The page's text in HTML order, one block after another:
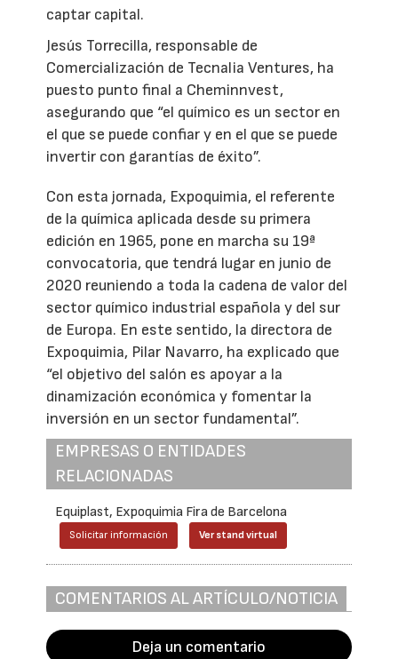
captar capital.
Jesús Torrecilla, responsable de
Comercialización de Tecnalia Ventures, ha
puesto punto final a Cheminnvest,
asegurando que “el químico es un sector en
el que se puede confiar y en el que se puede
invertir con garantías de éxito”.
Con esta jornada, Expoquimia, el referente
de la química aplicada desde su primera
edición en 1965, pone en marcha su 19ª
convocatoria, que tendrá lugar en junio de
2020 reuniendo a toda la cadena de valor del
sector químico industrial española y del sur
de Europa. En este sentido, la directora de
Expoquimia, Pilar Navarro, ha explicado que
“el objetivo del salón es apoyar a la
dinamización económica y fomentar la
inversión en un sector fundamental”.
EMPRESAS O ENTIDADES
RELACIONADAS
Equiplast, Expoquimia Fira de Barcelona
Solicitar información Ver stand virtual
COMENTARIOS AL ARTÍCULO/NOTICIA
Deja un comentario